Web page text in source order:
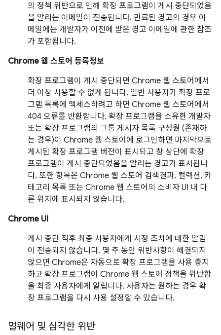
의 정책 위반으로 인해 확장 프로그램이 게시 중단되었음
을 알리는 이메일이 전송됩니다. 만료된 경고의 경우 이
메일에는 개발자가 이전에 받은 경고 이메일에 관한 참조
가 포함됩니다.
Chrome 웹 스토어 등록정보
확장 프로그램이 게시 중단되면 Chrome 웹 스토어에서
더 이상 사용할 수 없게 됩니다. 일반 사용자가 확장 프로
그램 목록에 액세스하려고 하면 Chrome 웹 스토어에서
404 오류를 반환합니다. 확장 프로그램을 소유한 개발자
또는 확장 프로그램의 그룹 게시자 목록 구성원 (존재하
는 경우)이 Chrome 웹 스토어에 로그인하면 마지막으로
게시된 확장 프로그램 버전이 표시되고 창 상단에 확장
프로그램이 게시 중단되었음을 알리는 경고가 표시됩니
다. 또한 항목은 Chrome 웹 스토어 검색결과, 컬렉션, 카
테고리 목록 또는 Chrome 웹 스토어의 소비자 UI 내 다
른 위치에 표시되지 않습니다.
Chrome UI
게시 중단 직후 최종 사용자에게 시정 조치에 대한 알림
이 전송되지 않습니다. 몇 주 동안 위반사항이 해결되지
않으면 Chrome은 자동으로 확장 프로그램을 사용 중지
하고 확장 프로그램이 Chrome 웹 스토어 정책을 위반함
을 최종 사용자에게 알립니다. 사용자는 원하는 경우 확
장 프로그램을 다시 사용 설정할 수 있습니다.
멀웨어 및 심각한 위반